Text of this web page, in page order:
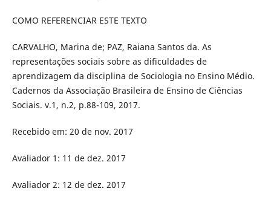
COMO REFERENCIAR ESTE TEXTO
CARVALHO, Marina de; PAZ, Raiana Santos da. As
representações sociais sobre as dificuldades de
aprendizagem da disciplina de Sociologia no Ensino Médio.
Cadernos da Associação Brasileira de Ensino de Ciências
Sociais. v.1, n.2, p.88-109, 2017.
Recebido em: 20 de nov. 2017
Avaliador 1: 11 de dez. 2017
Avaliador 2: 12 de dez. 2017